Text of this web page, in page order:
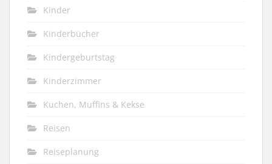
Kinder
Kinderbücher
Kindergeburtstag
Kinderzimmer
Kuchen, Muffins & Kekse
Reisen
Reiseplanung